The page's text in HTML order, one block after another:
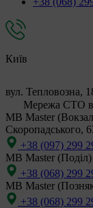
Київ
вул. Тепловозна,
Мережа СТО в
MB Master
Скоропадського,
+38 (097) 299
MB Master (Поділ)
+38 (068) 299
MB Master
+38 (068) 299